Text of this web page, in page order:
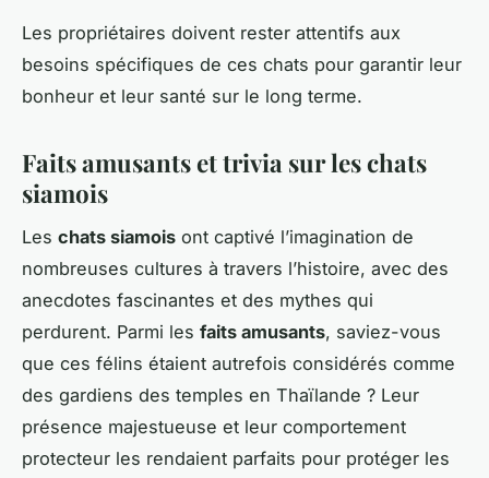
Les propriétaires doivent rester attentifs aux
besoins spécifiques de ces chats pour garantir leur
bonheur et leur santé sur le long terme.
Faits amusants et trivia sur les chats
siamois
Les chats siamois ont captivé l’imagination de
nombreuses cultures à travers l’histoire, avec des
anecdotes fascinantes et des mythes qui
perdurent. Parmi les faits amusants, saviez-vous
que ces félins étaient autrefois considérés comme
des gardiens des temples en Thaïlande ? Leur
présence majestueuse et leur comportement
protecteur les rendaient parfaits pour protéger les